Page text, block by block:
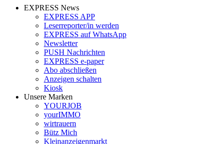
EXPRESS News
EXPRESS APP
Leserreporter/in werden
EXPRESS auf WhatsApp
Newsletter
PUSH Nachrichten
EXPRESS e-paper
Abo abschließen
Anzeigen schalten
Kiosk
Unsere Marken
YOURJOB
yourIMMO
wirtrauern
Bütz Mich
Kleinanzeigenmarkt